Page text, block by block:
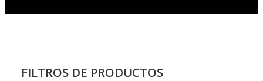
FILTROS DE PRODUCTOS